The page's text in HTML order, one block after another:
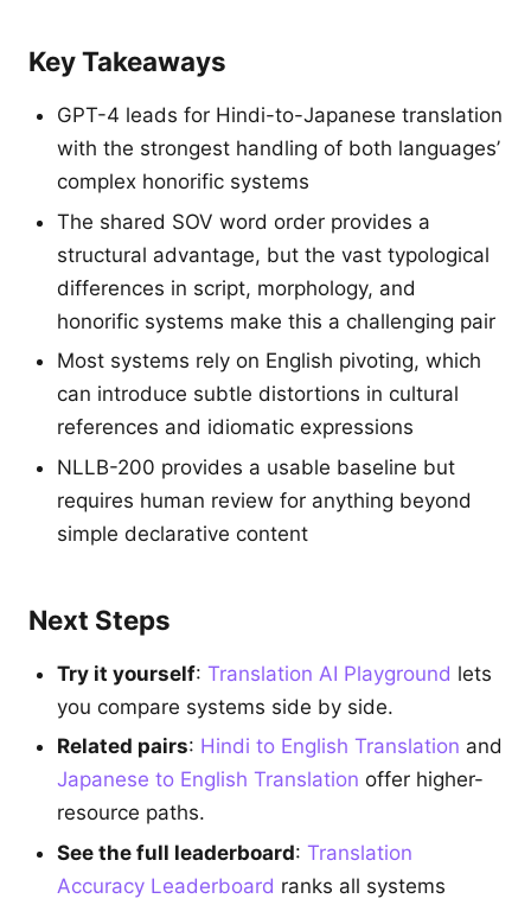
Key Takeaways
GPT-4 leads for Hindi-to-Japanese translation
with the strongest handling of both languages’
complex honorific systems
The shared SOV word order provides a
structural advantage, but the vast typological
differences in script, morphology, and
honorific systems make this a challenging pair
Most systems rely on English pivoting, which
can introduce subtle distortions in cultural
references and idiomatic expressions
NLLB-200 provides a usable baseline but
requires human review for anything beyond
simple declarative content
Next Steps
Try it yourself: Translation AI Playground lets
you compare systems side by side.
Related pairs: Hindi to English Translation and
Japanese to English Translation offer higher-
resource paths.
See the full leaderboard: Translation
Accuracy Leaderboard ranks all systems